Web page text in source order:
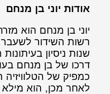
אודות יוני בן מנחם
יוני בן מנחם הוא
רשות השידור
שנות ניסיון
דרכו של בן מנחם
כמפיק של הטלוויזיה
לאחר מכן, הוא